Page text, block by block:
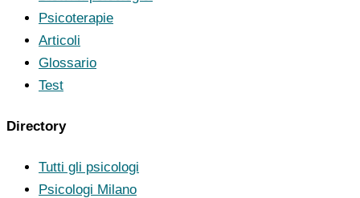
Psicoterapie
Articoli
Glossario
Test
Directory
Tutti gli psicologi
Psicologi Milano